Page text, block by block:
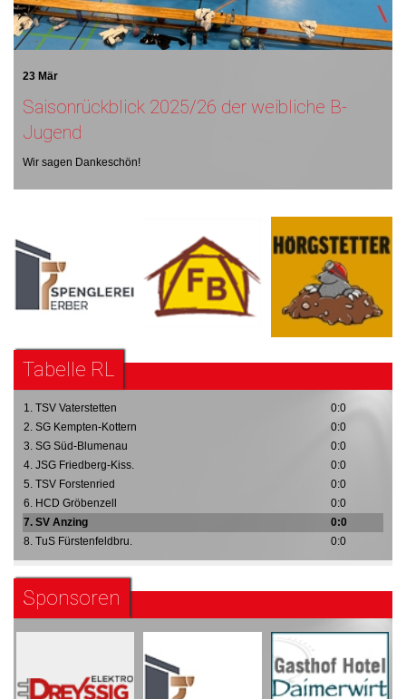
23 Mär
Saisonrückblick 2025/26 der weibliche B-
Jugend
Wir sagen Dankeschön!
Tabelle RL
1. TSV Vaterstetten
0:0
2. SG Kempten-Kottern
0:0
3. SG Süd-Blumenau
0:0
4. JSG Friedberg-Kiss.
0:0
5. TSV Forstenried
0:0
6. HCD Gröbenzell
0:0
7. SV Anzing
0:0
8. TuS Fürstenfeldbru.
0:0
Sponsoren